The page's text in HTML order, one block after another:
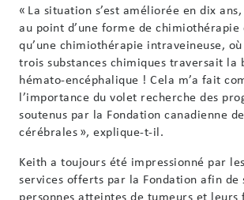
« La situation s’est améliorée en dix
au point d’une forme de
qu’une chimiothérapie intraveineuse,
trois substances chimiques traversait la
hémato-encéphalique ! Cela m’a fait
l’importance du volet recherche des
soutenus par la Fondation canadienne
cérébrales », explique-t-il.
Keith a toujours été impressionné par
services offerts par la Fondation afin de
personnes atteintes de tumeurs et